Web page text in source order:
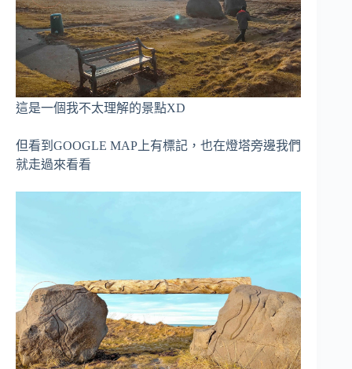
這是一個我不太理解的景點XD
但看到GOOGLE MAP上有標記，也在燈塔旁邊我們
就走過來看看